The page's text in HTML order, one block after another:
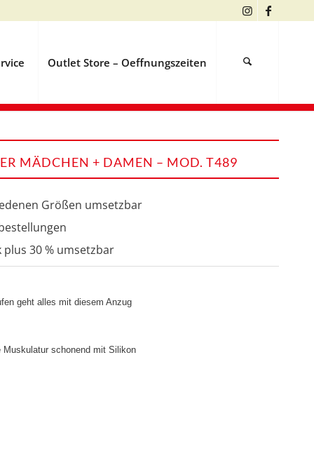
Outlet Store – Oeffnungszeiten
MÄDCHEN + DAMEN – MOD. T489
Größen umsetzbar
plus 30 % umsetzbar
geht alles mit diesem Anzug
schonend mit Silikon